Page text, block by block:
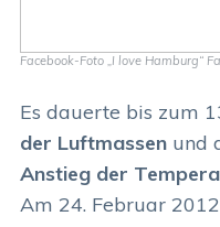
Facebook-Foto „I love Hamburg“
Es dauerte bis zum
der Luftmassenund
Anstieg der
Am 24. Februar